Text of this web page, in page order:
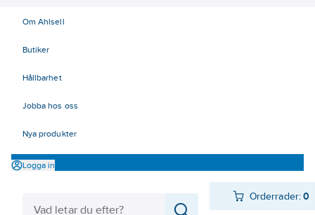
Om Ahlsell
Butiker
Hållbarhet
Jobba hos oss
Nya produkter
Logga in
Orderrader:0